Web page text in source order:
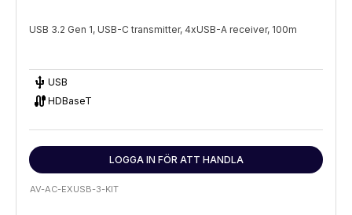
USB 3.2 Gen 1, USB-C transmitter, 4xUSB-A receiver, 100m
USB USB
cable HDBaseT
LOGGA IN FÖR ATT HANDLA
AV-AC-EXUSB-3-KIT